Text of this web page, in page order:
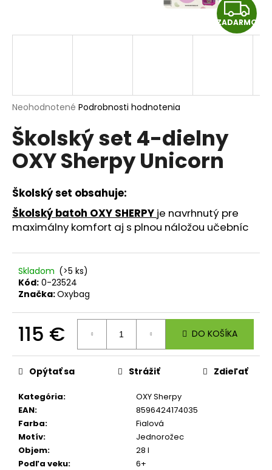
Priemerné
produktu
je
0,0
z
hviezdičiek.
Neohodnotené Podrobnosti hodnotenia
Školský set 4-dielny
OXY Sherpy Unicorn
Školský set obsahuje:
Školský batoh OXY SHERPY je navrhnutý pre
maximálny komfort aj s plnou náložou učebníc
Skladom (>5 ks)
Kód: 0-23524
Značka:Oxybag
115 €
cena:
DO KOŠÍKA
Kategória:
OXY Sherpy
EAN:
8596424174035
Farba:
Fialová
Motív:
Jednorožec
Objem:
28 l
Podľa veku:
6+
Opýtať sa Strážiť Zdieľať
Z
A
ZADARMO
j
HĽADAŤ
O
d
p
o
č
a
m
e
SET
8-
DIELNY
OXY
JUMPER
KOLIBRÍK
FIALOVÝ
128
€